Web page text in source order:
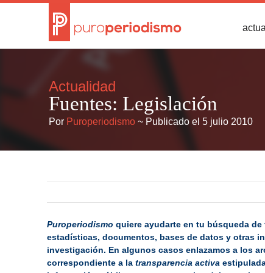
Actualidad
Fuentes: Legislación
Por Puroperiodismo ~ Publicado el 5 julio 2010
Puroperiodismoquiere ayudarte en tu búsqueda
estadísticas, documentos, bases de datos y otras
investigación. En algunos casos enlazamos a los
correspondiente a latransparencia activa